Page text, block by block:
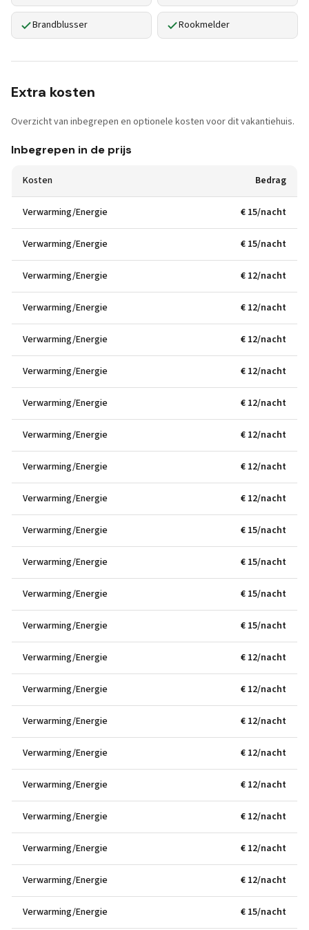
Brandblusser Rookmelder
Extra kosten
Overzicht van inbegrepen en optionele kosten voor dit vakantiehuis.
Inbegrepen in de prijs
Kosten Bedrag
Verwarming/Energie € 15/nacht
Verwarming/Energie € 15/nacht
Verwarming/Energie € 12/nacht
Verwarming/Energie € 12/nacht
Verwarming/Energie € 12/nacht
Verwarming/Energie € 12/nacht
Verwarming/Energie € 12/nacht
Verwarming/Energie € 12/nacht
Verwarming/Energie € 12/nacht
Verwarming/Energie € 12/nacht
Verwarming/Energie € 15/nacht
Verwarming/Energie € 15/nacht
Verwarming/Energie € 15/nacht
Verwarming/Energie € 15/nacht
Verwarming/Energie € 12/nacht
Verwarming/Energie € 12/nacht
Verwarming/Energie € 12/nacht
Verwarming/Energie € 12/nacht
Verwarming/Energie € 12/nacht
Verwarming/Energie € 12/nacht
Verwarming/Energie € 12/nacht
Verwarming/Energie € 12/nacht
Verwarming/Energie € 15/nacht